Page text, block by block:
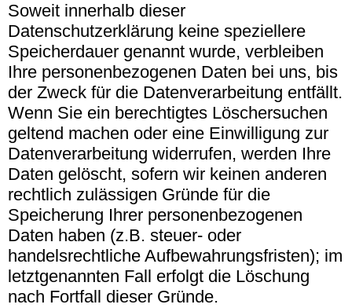
Soweit innerhalb dieser
Datenschutzerklärung keine speziellere
Speicherdauer genannt wurde, verbleiben
Ihre personenbezogenen Daten bei uns, bis
der Zweck für die Datenverarbeitung entfällt.
Wenn Sie ein berechtigtes Löschersuchen
geltend machen oder eine Einwilligung zur
Datenverarbeitung widerrufen, werden Ihre
Daten gelöscht, sofern wir keinen anderen
rechtlich zulässigen Gründe für die
Speicherung Ihrer personenbezogenen
Daten haben (z.B. steuer- oder
handelsrechtliche Aufbewahrungsfristen); im
letztgenannten Fall erfolgt die Löschung
nach Fortfall dieser Gründe.